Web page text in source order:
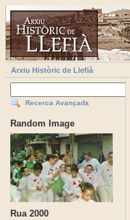
Arxiu Històric de Llefià
Recerca Avançada
Random Image
Rua 2000